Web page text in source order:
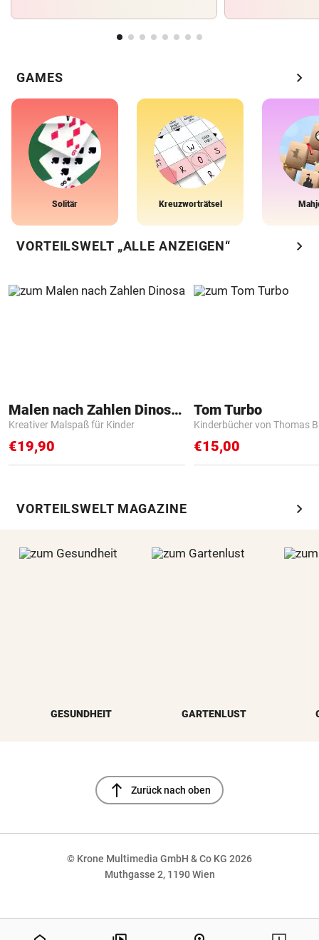
GAMES chevron_right
Solitär Kreuzworträtsel
VORTEILSWELT „ALLE ANZEIGEN“ chevron_right
Malen nach Zahlen Dinosaurier
Kreativer Malspaß für Kinder
€19,90
Tom Turbo
Kinderbücher von Thomas
€15,00
VORTEILSWELT MAGAZINE chevron_right
GESUNDHEIT GARTENLUST
north Zurück nach oben
© Krone Multimedia GmbH & Co KG 2026
Muthgasse 2, 1190 Wien
NaN%